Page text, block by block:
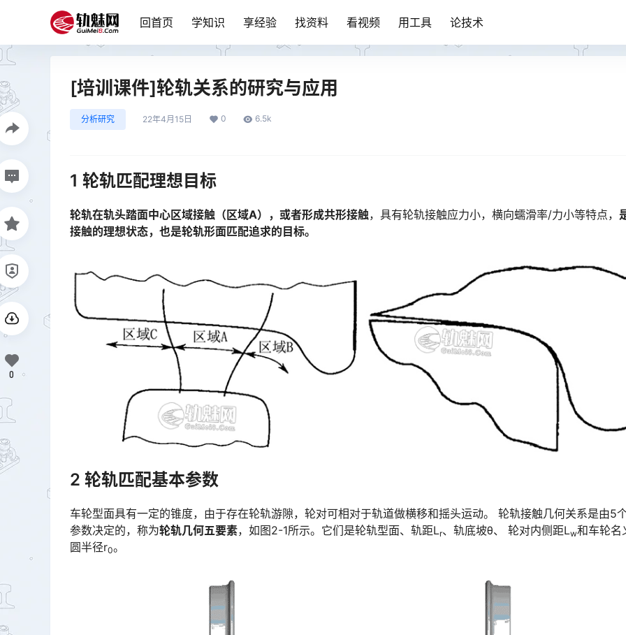
回首页 学知识 享经验 找资料 看视频 用工具 论技术
[培训课件]轮轨关系的研究与应用
分析研究 22年4月15日 0 6.5k
1 轮轨匹配理想目标
轮轨在轨头踏面中心区域接触（区域A），或者形成共形接触，具有轮轨接触应力小，横向蠕滑率/力小等特点，
接触的理想状态，也是轮轨形面匹配追求的目标。
2 轮轨匹配基本参数
车轮型面具有一定的锥度，由于存在轮轨游隙，轮对可相对于轨道做横移和摇头运动。 轮轨接触几何关系是由5
参数决定的，称为轮轨几何五要素，如图2-1所示。它们是轮轨型面、轨距Lr、轨底坡θ、 轮对内侧距Lw和车轮名
圆半径r0。
0